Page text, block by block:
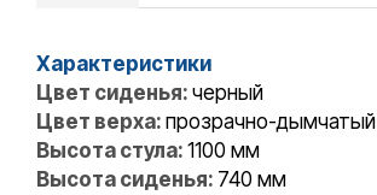
Характеристики
Цвет сиденья: черный
Цвет верха: прозрачно-дымчатый
Высота стула: 1100 мм
Высота сиденья: 740 мм